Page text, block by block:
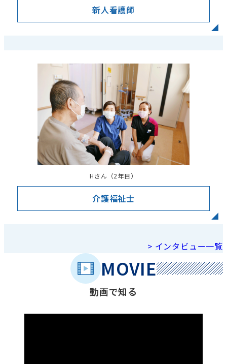
新人看護師
Hさん（2年目）
介護福祉士
> インタビュー一覧
動画で知る
MOVIE